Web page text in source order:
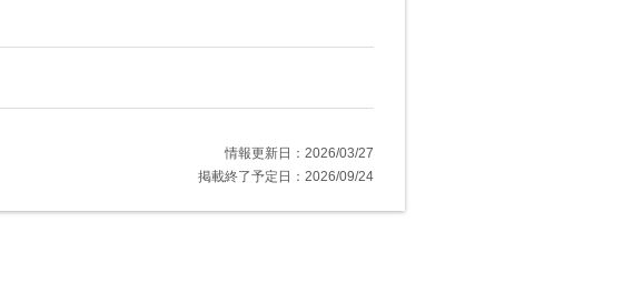
情報更新日：2026/03/27
掲載終了予定日：2026/09/24